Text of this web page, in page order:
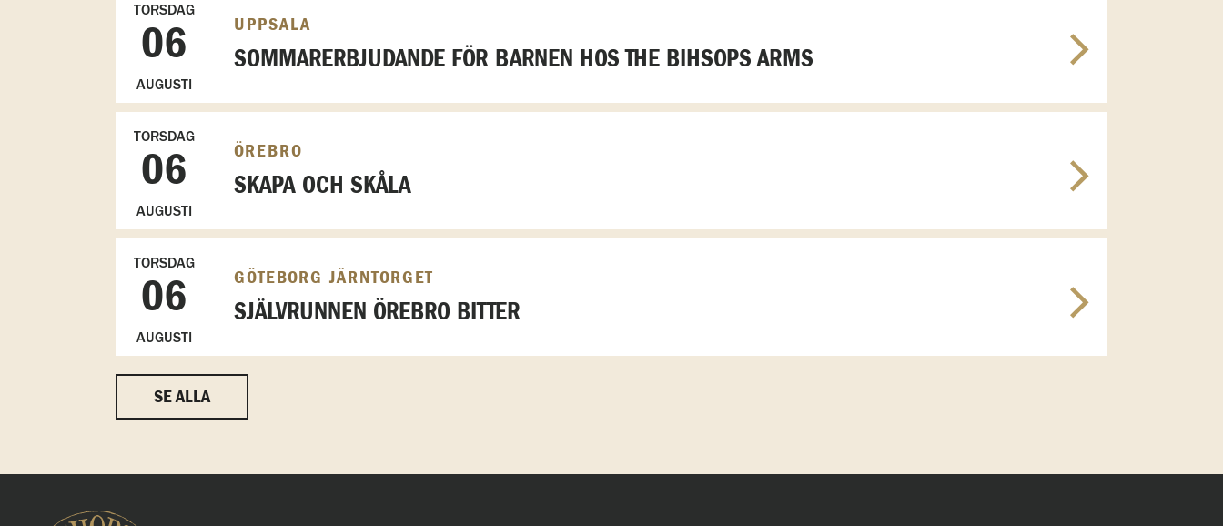
TORSDAG
06
AUGUSTI
UPPSALA
SOMMARERBJUDANDE FÖR BARNEN HOS THE BIHSOPS ARMS
TORSDAG
06
AUGUSTI
ÖREBRO
SKAPA OCH SKÅLA
TORSDAG
06
AUGUSTI
GÖTEBORG JÄRNTORGET
SJÄLVRUNNEN ÖREBRO BITTER
SE ALLA